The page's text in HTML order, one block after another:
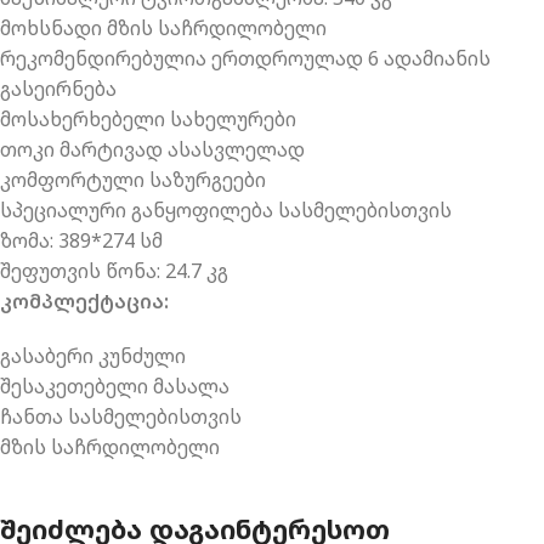
მოხსნადი მზის საჩრდილობელი
რეკომენდირებულია ერთდროულად 6 ადამიანის
გასეირნება
მოსახერხებელი სახელურები
თოკი მარტივად ასასვლელად
კომფორტული საზურგეები
სპეციალური განყოფილება სასმელებისთვის
ზომა: 389*274 სმ
შეფუთვის წონა: 24.7 კგ
კომპლექტაცია:
გასაბერი კუნძული
შესაკეთებელი მასალა
ჩანთა სასმელებისთვის
მზის საჩრდილობელი
ᲨᲔᲘᲫᲚᲔᲑᲐ ᲓᲐᲒᲐᲘᲜᲢᲔᲠᲔᲡᲝᲗ